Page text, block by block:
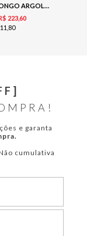
VESTIDO LONGO ARGOLAS-SOL
22360
80
e garanta
cumulativa